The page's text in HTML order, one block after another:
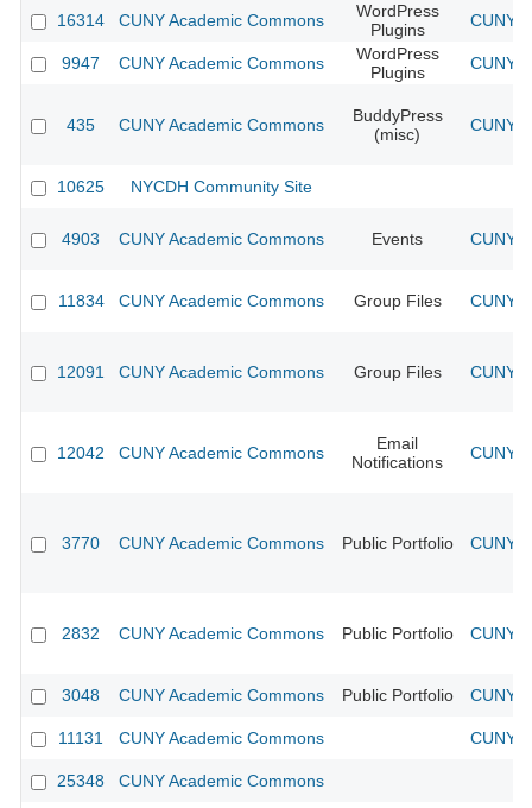
16314 CUNY Academic Commons
WordPress
Plugins
CUNY
9947 CUNY Academic Commons
WordPress
Plugins
CUNY
435 CUNY Academic Commons
BuddyPress
(misc)
CUNY
10625 NYCDH Community Site
4903 CUNY Academic Commons Events CUNY
11834 CUNY Academic Commons Group Files CUNY
12091 CUNY Academic Commons Group Files CUNY
12042 CUNY Academic Commons
Email
Notifications
CUNY
3770 CUNY Academic Commons Public Portfolio CUNY
2832 CUNY Academic Commons Public Portfolio CUNY
3048 CUNY Academic Commons Public Portfolio CUNY
11131 CUNY Academic Commons CUNY
25348 CUNY Academic Commons